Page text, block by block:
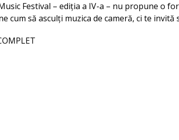
Festival – ediția a IV-a – nu propune o
cum să asculți muzica de cameră, ci te invită